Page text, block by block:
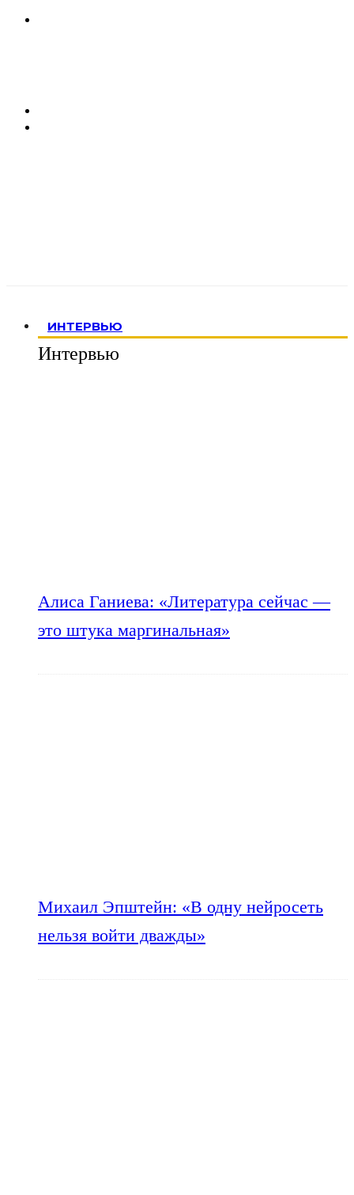
ИНТЕРВЬЮ
Интервью
Алиса Ганиева: «Литература сейчас —
это штука маргинальная»
Михаил Эпштейн: «В одну нейросеть
нельзя войти дважды»